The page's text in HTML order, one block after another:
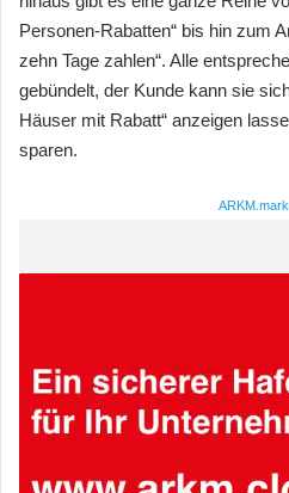
Personen-Rabatten“ bis hin zum
zehn Tage zahlen“. Alle
gebündelt, der Kunde kann sie
Häuser mit Rabatt“ anzeigen
sparen.